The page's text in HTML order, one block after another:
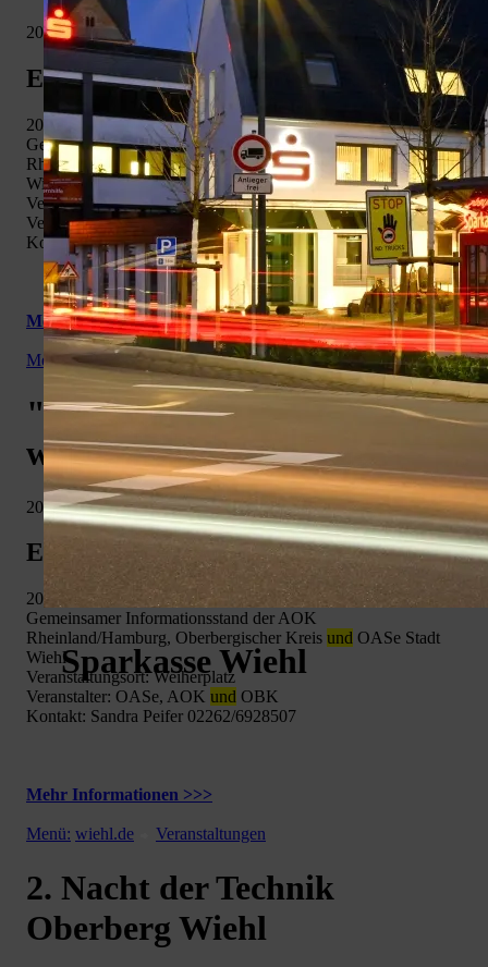
Sparkasse Wiehl
20.08.2025
Einkaufen und genießen
20.08.2025 09:00 - 12:00 Uhr
Gemeinsamer Informationsstand der AOK
Rheinland/Hamburg, Oberbergischer Kreis
undOASe Stadt
Wiehl
Veranstaltungsort: Weiherplatz
Veranstalter: OASe, AOK
undOBK
Kontakt: Sandra Peifer 02262/6928507
Mehr Informationen >>>
Menü: wiehl.de Veranstaltungen
"Wenn Pflege zum Thema
wird...." Wiehl
20.08.2025
Einkaufen und genießen
20.08.2025 09:00 - 12:00 Uhr
Gemeinsamer Informationsstand der AOK
Rheinland/Hamburg, Oberbergischer Kreis und OASe Stadt
Wiehl
Veranstaltungsort: Weiherplatz
Veranstalter: OASe, AOK und OBK
Kontakt: Sandra Peifer 02262/6928507
Mehr Informationen >>>
Menü: wiehl.de Veranstaltungen
2. Nacht der Technik
Oberberg Wiehl